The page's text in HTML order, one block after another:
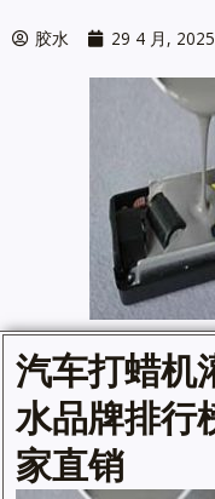
胶水 29 4 月, 2025
汽车打蜡机
水品牌排行
家直销